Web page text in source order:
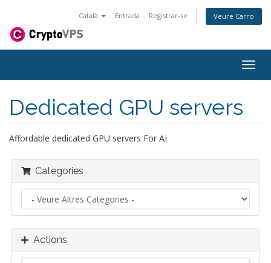
Català Entrada Registrar-se Veure Carro
Dedicated GPU servers
Affordable dedicated GPU servers For AI
Categories
Actions